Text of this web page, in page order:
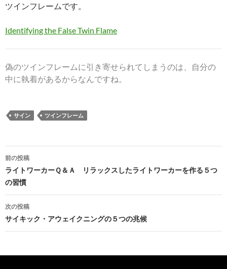
ツインフレームです。
Identifying the False Twin Flame
偽のツインフレームに引き寄せられてしまうのは、自分の
中に執着があるからなんですね。
サイン ツインフレーム
投
稿
ナ
ビ
ゲ
シ
前の投稿
ライトワーカーＱ＆Ａ リラックスしたライトワーカーを作る５つ
の習慣
次の投稿
サイキック・アウェイクニングの５つの兆候